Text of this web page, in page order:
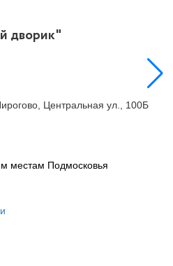
дворик"
Центральная ул., 100Б
местам Подмосковья